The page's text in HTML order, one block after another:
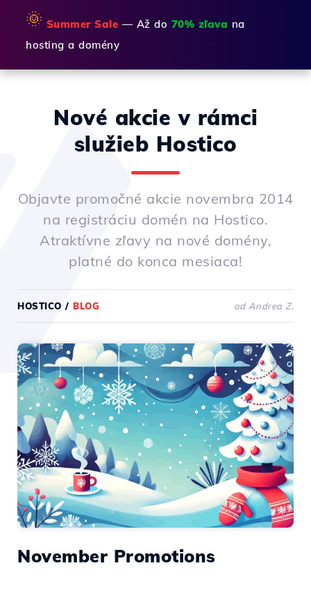
🌞 Summer Sale — Až do 70% zľava na
hosting a domény
Nové akcie v rámci
služieb Hostico
Objavte promočné akcie novembra 2014
na registráciu domén na Hostico.
Atraktívne zľavy na nové domény,
platné do konca mesiaca!
HOSTICO / BLOG od Andrea Z.
November Promotions